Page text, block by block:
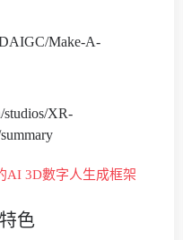
Make-A-
studios/XR-
色